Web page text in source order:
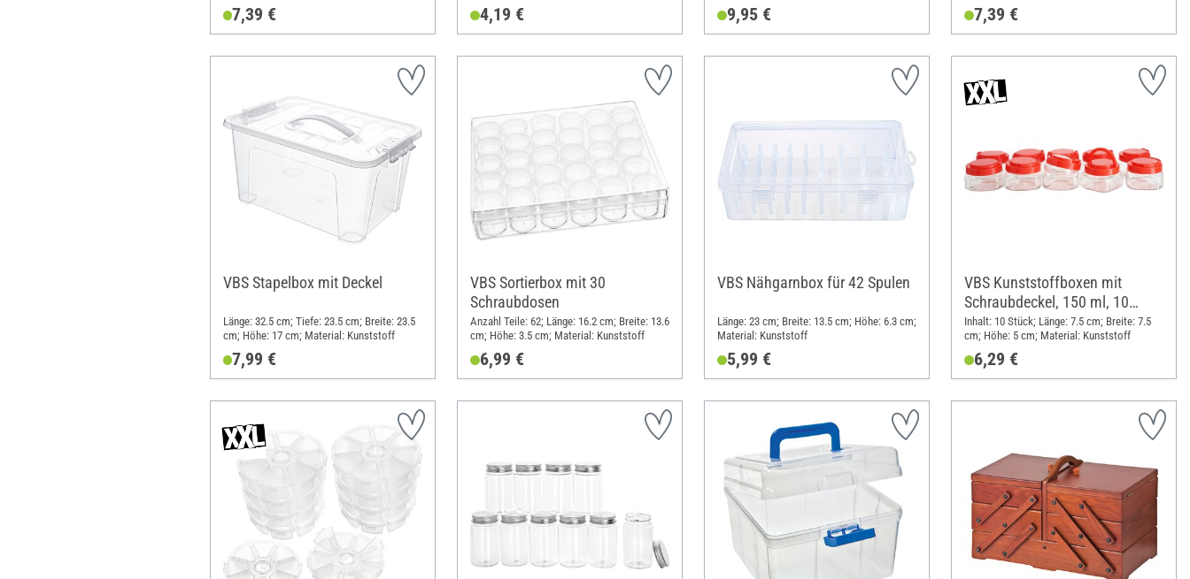
7,39 € 4,19 € 9,95 € 7,39 €
VBS Stapelbox mit Deckel
Länge: 32.5 cm; Tiefe: 23.5 cm; Breite: 23.5
cm; Höhe: 17 cm; Material: Kunststoff
7,99 €
VBS Sortierbox mit 30
Schraubdosen
Anzahl Teile: 62; Länge: 16.2 cm; Breite: 13.6
cm; Höhe: 3.5 cm; Material: Kunststoff
6,99 €
VBS Nähgarnbox für 42 Spulen
Länge: 23 cm; Breite: 13.5 cm; Höhe: 6.3 cm;
Material: Kunststoff
5,99 €
VBS Kunststoffboxen mit
Schraubdeckel, 150 ml, 10
Stück
Inhalt: 10 Stück; Länge: 7.5 cm; Breite: 7.5
cm; Höhe: 5 cm; Material: Kunststoff
6,29 €